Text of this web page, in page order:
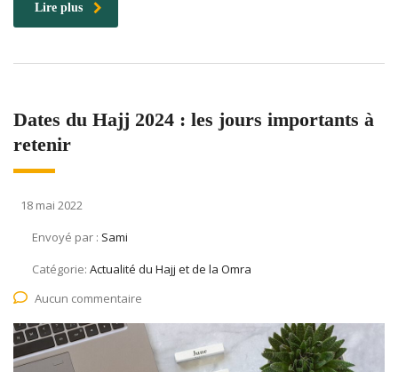
Lire plus
Dates du Hajj 2024 : les jours importants à
retenir
18 mai 2022
Envoyé par : Sami
Catégorie: Actualité du Hajj et de la Omra
Aucun commentaire